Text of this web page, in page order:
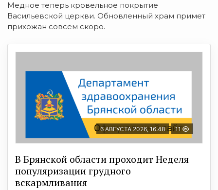
Медное теперь кровельное покрытие
Васильевской церкви. Обновленный храм примет
прихожан совсем скоро.
6 АВГУСТА 2026, 16:48 11
В Брянской области проходит Неделя
популяризации грудного
вскармливания